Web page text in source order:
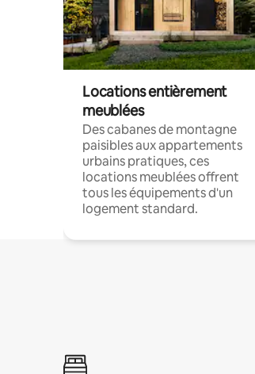
Locations entièrement
meublées
Des cabanes de montagne
paisibles aux appartements
urbains pratiques, ces
locations meublées offrent
tous les équipements d'un
logement standard.